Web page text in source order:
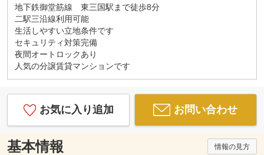
地下鉄御堂筋線 東三国駅まで徒歩8分
二駅三沿線利用可能
生活しやすい立地条件です
セキュリティ対策完備
夜間オートロックあり
人気の分譲賃貸マンションです
お気に入り追加 お問い合わせ
基本情報 情報の見方